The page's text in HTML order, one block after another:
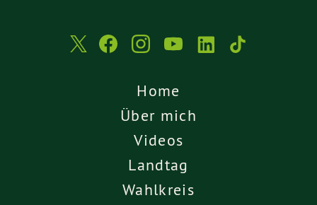
Home
Über mich
Videos
Landtag
Wahlkreis